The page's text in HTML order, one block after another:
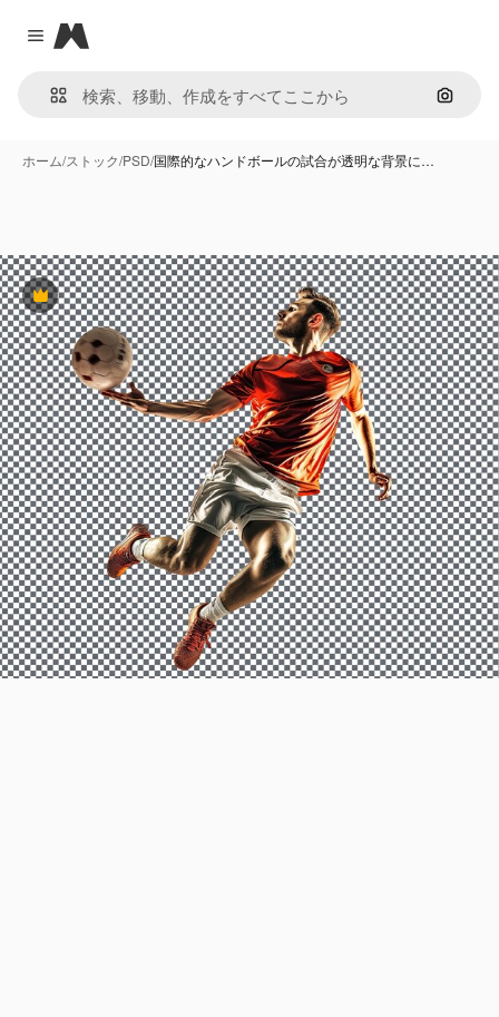
Close menu
Magnific
画像で
ホーム/ストック/PSD/国際的なハンドボールの試合が透明な背景に…
Premium